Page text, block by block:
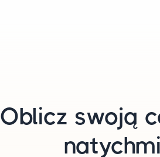
Oblicz swoją